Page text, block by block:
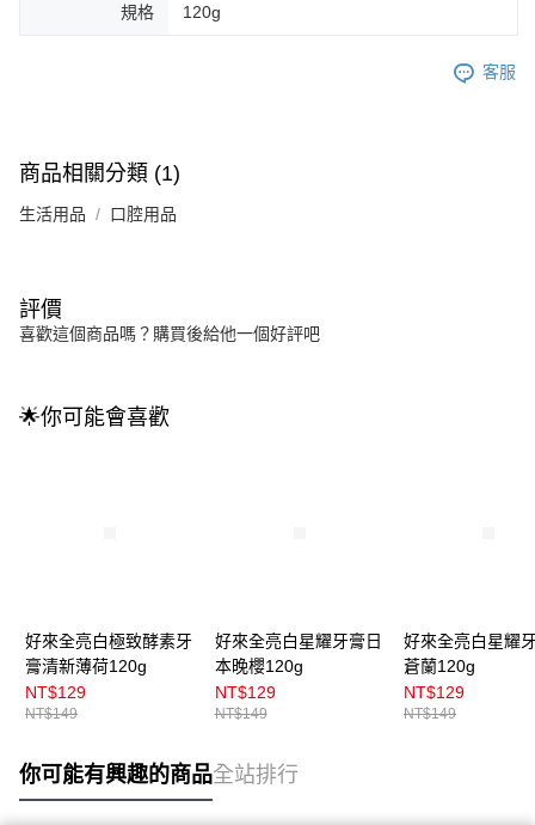
規格 120g
客服
商品相關分類 (1)
生活用品 口腔用品
評價
喜歡這個商品嗎？購買後給他一個好評吧
🌟你可能會喜歡
好來全亮白極致酵素牙
膏清新薄荷120g
NT$129
NT$149
好來全亮白星耀牙膏日
本晚櫻120g
NT$129
NT$149
好來全亮白星耀
蒼蘭120g
NT$129
NT$149
你可能有興趣的商品全站排行